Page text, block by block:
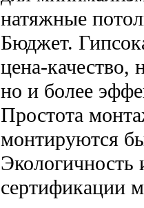
натяжные
Бюджет.
цена-
но и более
Простота
монтируются
Экологичность
сертификации